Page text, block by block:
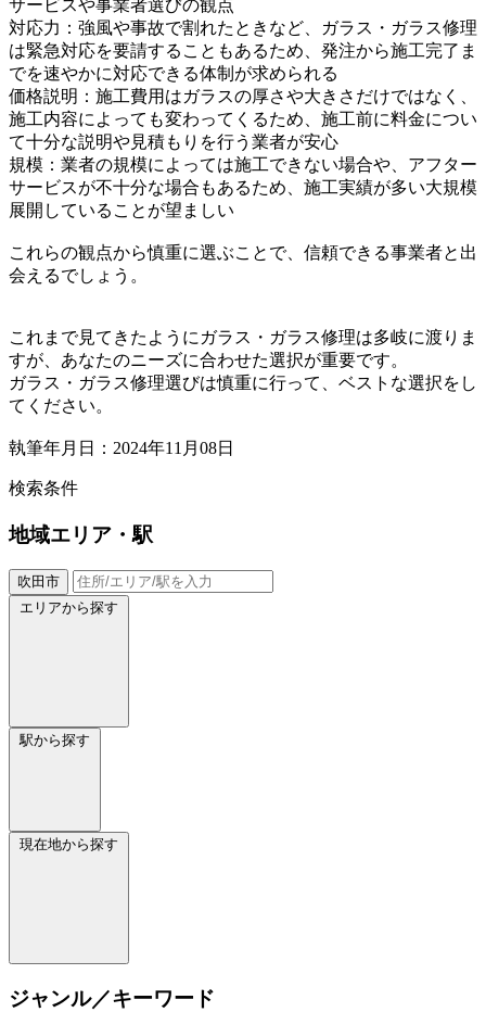
サービスや事業者選びの観点
対応力：強風や事故で割れたときなど、ガラス・ガラス修理
は緊急対応を要請することもあるため、発注から施工完了ま
でを速やかに対応できる体制が求められる
価格説明：施工費用はガラスの厚さや大きさだけではなく、
施工内容によっても変わってくるため、施工前に料金につい
て十分な説明や見積もりを行う業者が安心
規模：業者の規模によっては施工できない場合や、アフター
サービスが不十分な場合もあるため、施工実績が多い大規模
展開していることが望ましい
これらの観点から慎重に選ぶことで、信頼できる事業者と出
会えるでしょう。
これまで見てきたようにガラス・ガラス修理は多岐に渡りま
すが、あなたのニーズに合わせた選択が重要です。
ガラス・ガラス修理選びは慎重に行って、ベストな選択をし
てください。
執筆年月日：2024年11月08日
検索条件
地域エリア・駅
吹田市
エリアから探す
駅から探す
現在地から探す
ジャンル／キーワード